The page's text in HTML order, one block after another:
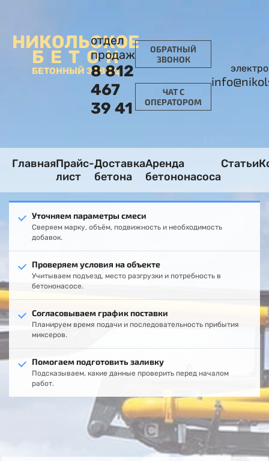
НИКОЛЬСКОЕ
БЕТОН
БЕТОННЫЙ ЗАВОД
отдел
продаж
8 812
467
39 41
ОБРАТНЫЙ
ЗВОНОК
ЧАТ С
ОПЕРАТОРОМ
ГлавнаяПрайс-
лист
Доставка
бетона
Аренда
бетононасоса
Статьи
Уточняем параметры смеси
Сверяем марку, объём, подвижность и необходимость
добавок.
Проверяем условия на объекте
Учитываем подъезд, место разгрузки и потребность в
бетононасосе.
Согласовываем график поставки
Планируем время подачи и последовательность прибытия
миксеров.
Помогаем подготовить заливку
Подсказываем, какие данные проверить перед началом
работ.